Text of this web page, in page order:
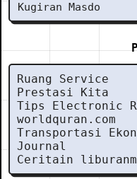
Kugiran Masdo
Ruang Service
Prestasi Kita
Tips Electronic
worldquran.com
Transportasi
Journal
Ceritain